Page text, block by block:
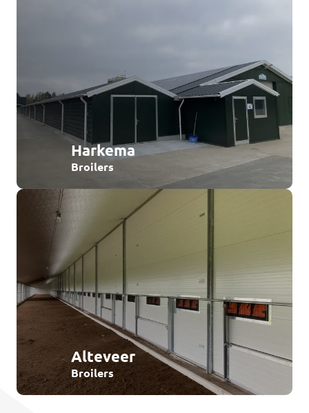
Harkema
Broilers
Alteveer
Broilers